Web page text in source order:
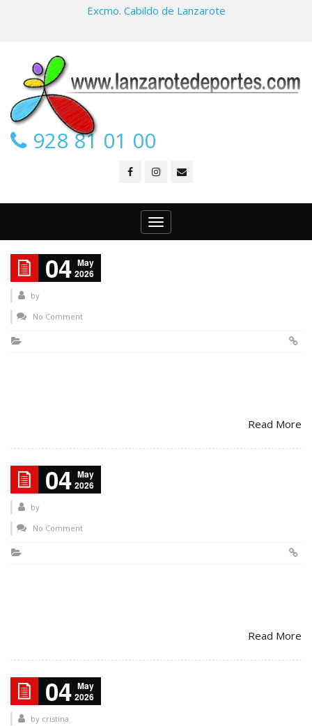
Excmo. Cabildo de Lanzarote
928 81 01 00
Toggle
navigation
04 May
2026
by
No Comment
Read More
04 May
2026
by
No Comment
Read More
04 May
2026
by cristina